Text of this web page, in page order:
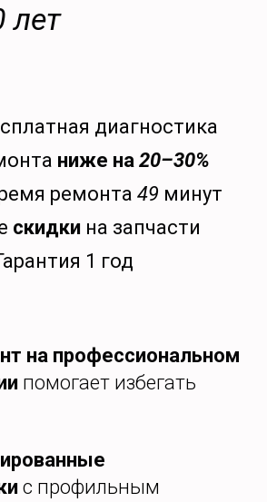
лет
диагностика
ниже на 20–30%
ремонта 49 минут
скидки на запчасти
1 год
на профессиональном
помогает избегать
с профильным